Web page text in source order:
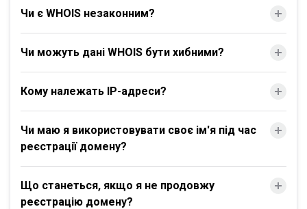
Чи є WHOIS незаконним?
Чи можуть дані WHOIS бути хибними?
Кому належать IP-адреси?
Чи маю я використовувати своє ім'я під час
реєстрації домену?
Що станеться, якщо я не продовжу
реєстрацію домену?